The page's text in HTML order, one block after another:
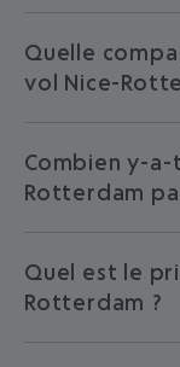
Quelle
vol Nice-
Combien y-
Rotterdam
Quel est le
Rotterdam ?